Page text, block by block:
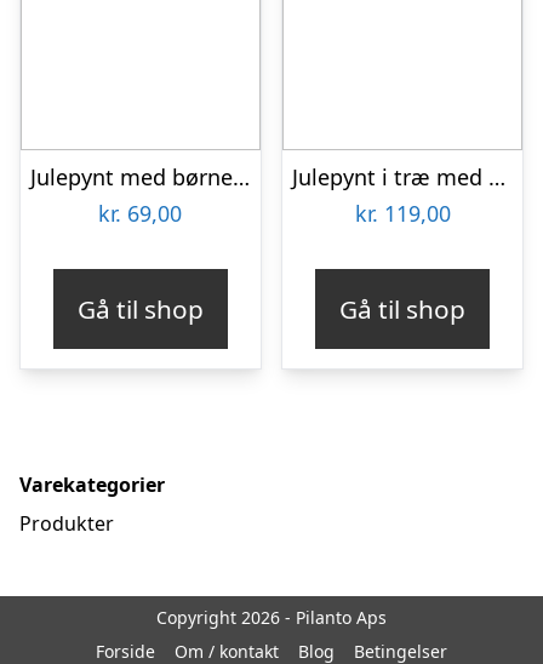
Julepynt med børneengel
kr. 69,00
Gå til shop
Julepynt i træ med gave og navn
kr. 119,00
Gå til shop
Varekategorier
Produkter
Copyright 2026 - Pilanto Aps
Forside
Om / kontakt Blog Betingelser